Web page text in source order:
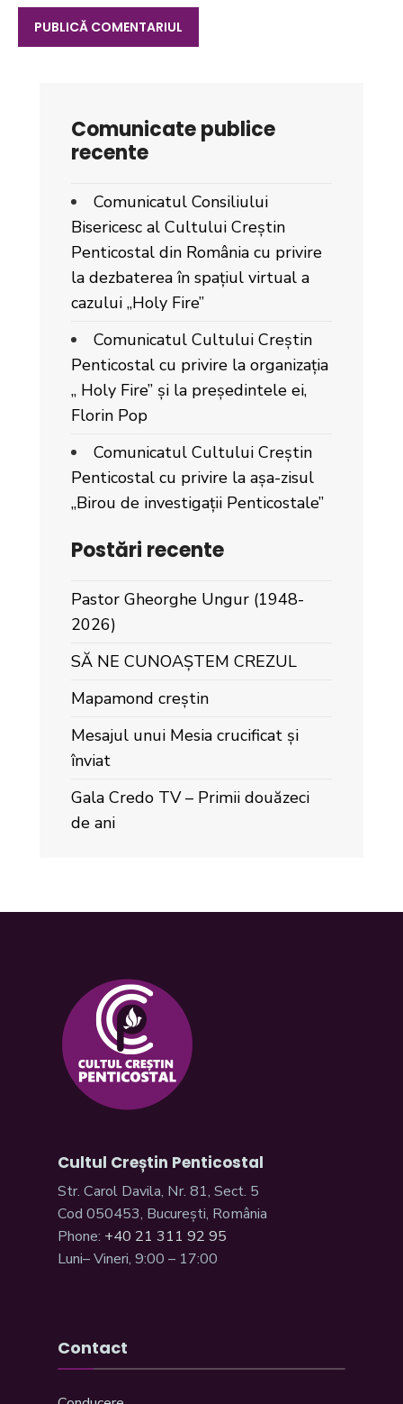
Comunicate publice
recente
Comunicatul Consiliului
Bisericesc al Cultului Creștin
Penticostal din România cu privire
la dezbaterea în spațiul virtual a
cazului „Holy Fire”
Comunicatul Cultului Creștin
Penticostal cu privire la organizația
„ Holy Fire” și la președintele ei,
Florin Pop
Comunicatul Cultului Creștin
Penticostal cu privire la așa-zisul
„Birou de investigații Penticostale”
Postări recente
Pastor Gheorghe Ungur (1948-
2026)
SĂ NE CUNOAȘTEM CREZUL
Mapamond creștin
Mesajul unui Mesia crucificat și
înviat
Gala Credo TV – Primii douăzeci
de ani
Cultul Creștin Penticostal
Str. Carol Davila, Nr. 81, Sect. 5
Cod 050453, București, România
Phone: +40 21 311 92 95
Luni– Vineri, 9:00 – 17:00
Contact